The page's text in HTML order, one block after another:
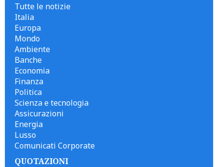
Tutte le notizie
Italia
Europa
Mondo
Ambiente
Banche
Economia
Finanza
Politica
Scienza e tecnologia
Assicurazioni
Energia
Lusso
Comunicati Corporate
QUOTAZIONI